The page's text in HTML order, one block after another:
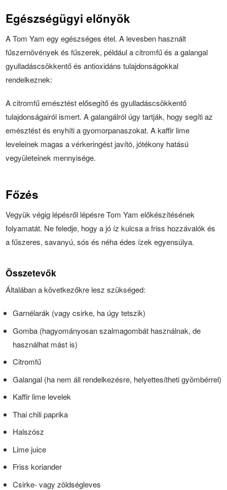
Egészségügyi előnyök
A Tom Yam egy egészséges étel. A levesben használt
fűszernövények és fűszerek, például a citromfű és a galangal
gyulladáscsökkentő és antioxidáns tulajdonságokkal
rendelkeznek:
A citromfű emésztést elősegítő és gyulladáscsökkentő
tulajdonságairól ismert. A galangálról úgy tartják, hogy segíti az
emésztést és enyhíti a gyomorpanaszokat. A kaffir lime
leveleinek magas a vérkeringést javító, jótékony hatású
vegyületeinek mennyisége.
Főzés
Vegyük végig lépésről lépésre Tom Yam előkészítésének
folyamatát. Ne feledje, hogy a jó íz kulcsa a friss hozzávalók és
a fűszeres, savanyú, sós és néha édes ízek egyensúlya.
Összetevők
Általában a következőkre lesz szükséged:
Garnélarák (vagy csirke, ha úgy tetszik)
Gomba (hagyományosan szalmagombát használnak, de
használhat mást is)
Citromfű
Galangal (ha nem áll rendelkezésre, helyettesítheti gyömbérrel)
Kaffir lime levelek
Thai chili paprika
Halszósz
Lime juice
Friss koriander
Csirke- vagy zöldségleves